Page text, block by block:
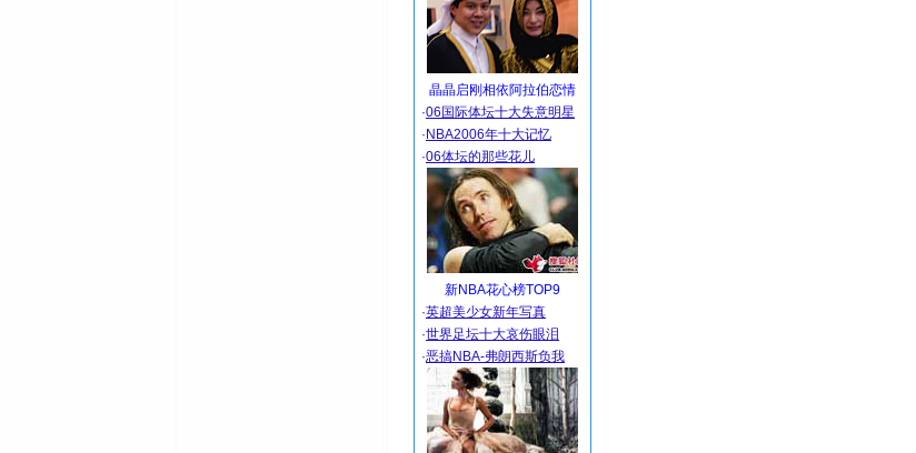
晶晶启刚相依阿拉伯恋情
·06国际体坛十大失意明星
· NBA2006年十大记忆
·06体坛的那些花儿
新NBA花心榜TOP9
·英超美少女新年写真
·世界足坛十大哀伤眼泪
·恶搞NBA-弗朗西斯负我